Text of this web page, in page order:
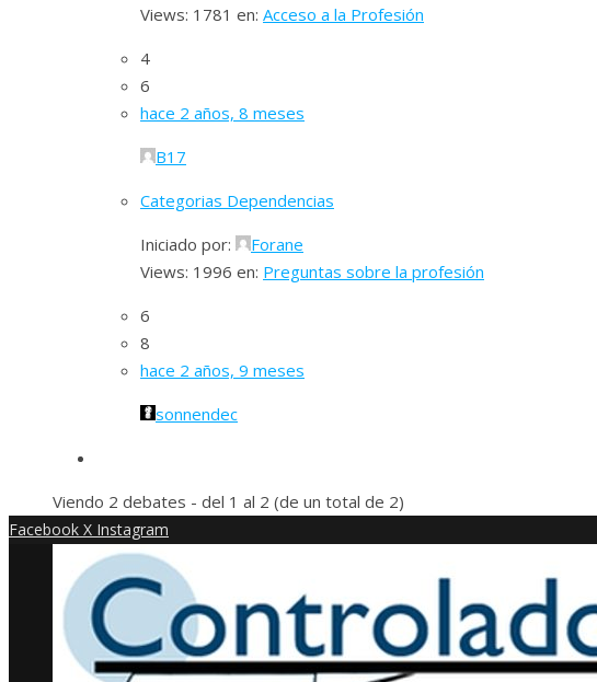
Views: 1781 en: Acceso a la Profesión
4
6
hace 2 años, 8 meses
B17
Categorias Dependencias
Iniciado por:
Forane
Views: 1996 en: Preguntas sobre la profesión
6
8
hace 2 años, 9 meses
sonnendec
Viendo 2 debates - del 1 al 2 (de un total de 2)
Facebook X Instagram